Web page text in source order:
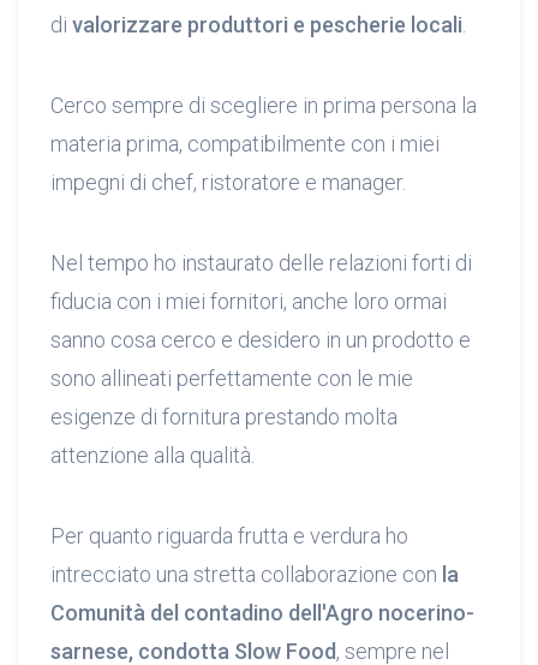
di valorizzare produttori e pescherie locali
Cerco sempre di scegliere in prima persona la
materia prima, compatibilmente con i miei
impegni di chef, ristoratore e manager.
Nel tempo ho instaurato delle relazioni forti di
fiducia con i miei fornitori, anche loro ormai
sanno cosa cerco e desidero in un prodotto e
sono allineati perfettamente con le mie
esigenze di fornitura prestando molta
attenzione alla qualità.
Per quanto riguarda frutta e verdura ho
intrecciato una stretta collaborazione con la
Comunità del contadino dell'Agro nocerino-
sarnese, condotta Slow Food, sempre nel